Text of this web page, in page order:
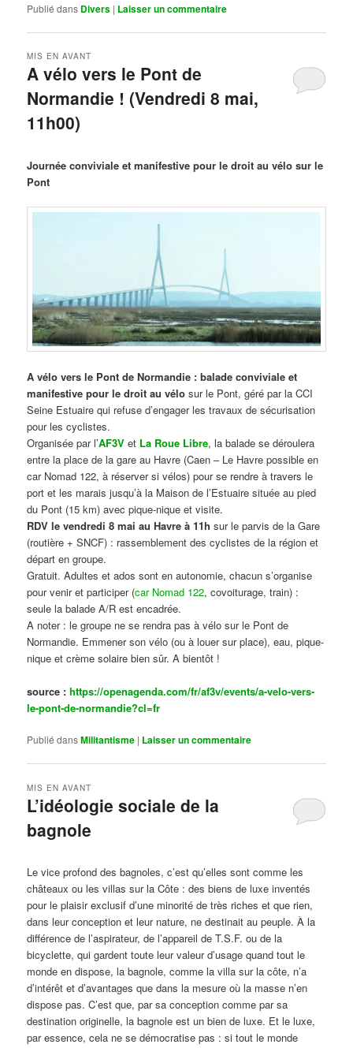
Publié dans Divers | Laisser un commentaire
A vélo vers le Pont de
Normandie ! (Vendredi 8 mai,
11h00)
MIS EN AVANT
Journée conviviale et manifestive pour le droit au vélo sur le
Pont
A vélo vers le Pont de Normandie : balade conviviale et
manifestive pour le droit au vélo sur le Pont, géré par la CCI
Seine Estuaire qui refuse d’engager les travaux de sécurisation
pour les cyclistes.
Organisée par l’AF3V et La Roue Libre, la balade se déroulera
entre la place de la gare au Havre (Caen – Le Havre possible en
car Nomad 122, à réserver si vélos) pour se rendre à travers le
port et les marais jusqu’à la Maison de l’Estuaire située au pied
du Pont (15 km) avec pique-nique et visite.
RDV le vendredi 8 mai au Havre à 11h sur le parvis de la Gare
(routière + SNCF) : rassemblement des cyclistes de la région et
départ en groupe.
Gratuit. Adultes et ados sont en autonomie, chacun s’organise
pour venir et participer (car Nomad 122, covoiturage, train) :
seule la balade A/R est encadrée.
A noter : le groupe ne se rendra pas à vélo sur le Pont de
Normandie. Emmener son vélo (ou à louer sur place), eau, pique-
nique et crème solaire bien sûr. A bientôt !
source :https://openagenda.com/fr/af3v/events/a-velo-vers-
le-pont-de-normandie?cl=fr
Publié dansMilitantisme | Laisser un commentaire
L’idéologie sociale de la
bagnole
MIS EN AVANT
Le vice profond des bagnoles, c’est qu’elles sont comme les
châteaux ou les villas sur la Côte : des biens de luxe inventés
pour le plaisir exclusif d’une minorité de très riches et que rien,
dans leur conception et leur nature, ne destinait au peuple. À la
différence de l’aspirateur, de l’appareil de T.S.F. ou de la
bicyclette, qui gardent toute leur valeur d’usage quand tout le
monde en dispose, la bagnole, comme la villa sur la côte, n’a
d’intérêt et d’avantages que dans la mesure où la masse n’en
dispose pas. C’est que, par sa conception comme par sa
destination originelle, la bagnole est un bien de luxe. Et le luxe,
par essence, cela ne se démocratise pas : si tout le monde